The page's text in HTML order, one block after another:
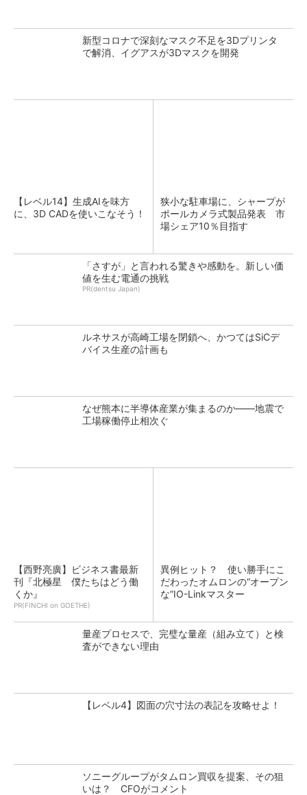
新型コロナで深刻なマスク不足を3Dプリンタ
で解消、イグアスが3Dマスクを開発
【レベル14】生成AIを味方
に、3D CADを使いこなそう！
狭小な駐車場に、シャープが
ポールカメラ式製品発表 市
場シェア10％目指す
「さすが」と言われる驚きや感動を。新しい価
値を生む電通の挑戦
PR(dentsu Japan)
ルネサスが高崎工場を閉鎖へ、かつてはSiCデ
バイス生産の計画も
なぜ熊本に半導体産業が集まるのか――地震で
工場稼働停止相次ぐ
【西野亮廣】ビジネス書最新
刊『北極星 僕たちはどう働
くか』
PR(FINCHI on GOETHE)
異例ヒット？ 使い勝手にこ
だわったオムロンの“オープン
な”IO-Linkマスター
量産プロセスで、完璧な量産（組み立て）と検
査ができない理由
【レベル4】図面の穴寸法の表記を攻略せよ！
ソニーグループがタムロン買収を提案、その狙
いは？ CFOがコメント